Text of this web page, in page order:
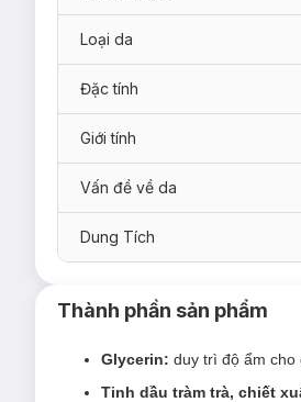
Loại da
Đặc tính
Giới tính
Vấn đề về da
Dung Tích
Thành phần sản phẩm
Glycerin: duy trì độ ẩm cho
Tinh dầu tràm trà, chiết